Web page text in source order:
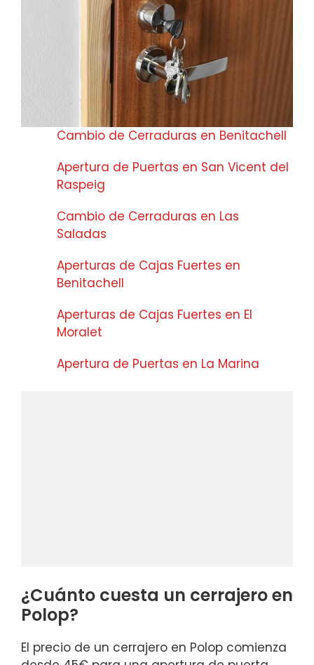
Cambio de Cerraduras en Benitachell
Apertura de Puertas en San Vicent del
Raspeig
Cambio de Cerraduras en Las
Saladas
Aperturas de Cajas Fuertes en
Benitachell
Aperturas de Cajas Fuertes en El
Moralet
Apertura de Puertas en La Marina
¿Cuánto cuesta un cerrajero en
Polop?
El precio de un cerrajero en Polop comienza